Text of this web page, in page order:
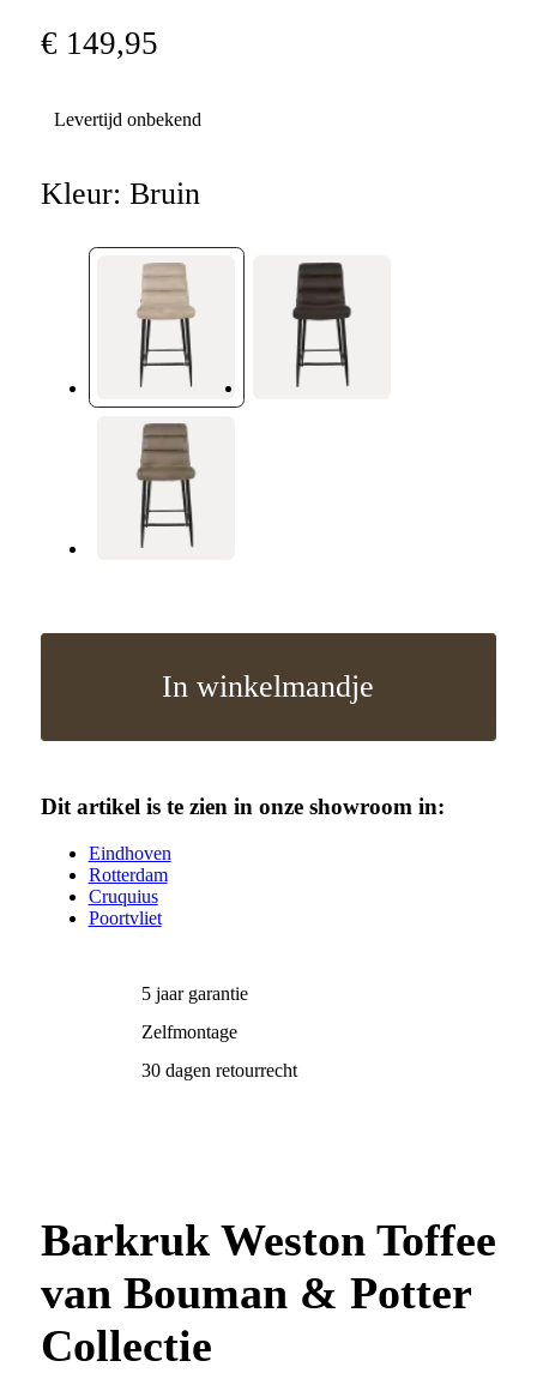
€ 149,95
Levertijd onbekend
Kleur: Bruin
In winkelmandje
Dit artikel is te zien in onze showroom in:
Eindhoven
Rotterdam
Cruquius
Poortvliet
5 jaar garantie
Zelfmontage
30 dagen retourrecht
Barkruk Weston Toffee
van Bouman & Potter
Collectie